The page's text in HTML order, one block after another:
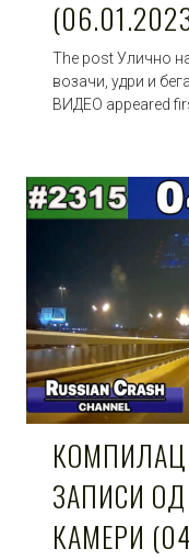
The post Улично
возачи, удри и
ВИДЕО appeared
ЗАПИСИ
КАМЕРИ